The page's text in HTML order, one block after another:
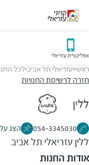
אפליקציית עזריאלי
ראשי>עזריאלי תל אביב>לכל
חזרה לרשימת החנויות
ללין
054-3345030 הצג
ללין עזריאלי תל אביב
אודות החנות